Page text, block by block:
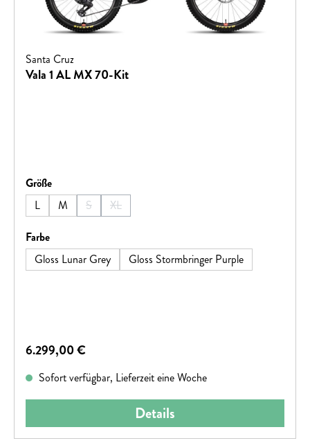
Santa Cruz
Vala 1 AL MX 70-Kit
Größeauswählen
L
M S
(Diese Option ist zurzeit nicht verfügbar.)
XL
(Diese Option ist zurzeit nicht verfügbar.)
Farbeauswählen
Gloss Lunar Grey
Gloss Stormbringer Purple
Regulärer Preis:
6.299,00 €
Sofort verfügbar, Lieferzeit eine Woche
Details